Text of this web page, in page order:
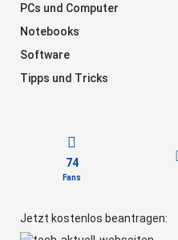
PCs und Computer
Notebooks
Software
Tipps und Tricks
74
Fans
Jetzt kostenlos beantragen: